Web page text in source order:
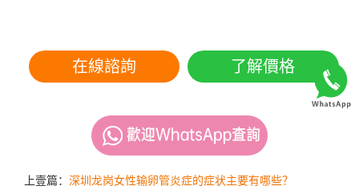
在線諮詢 了解價格
上壹篇： 深圳龙岗女性输卵管炎症的症状主要有哪些？